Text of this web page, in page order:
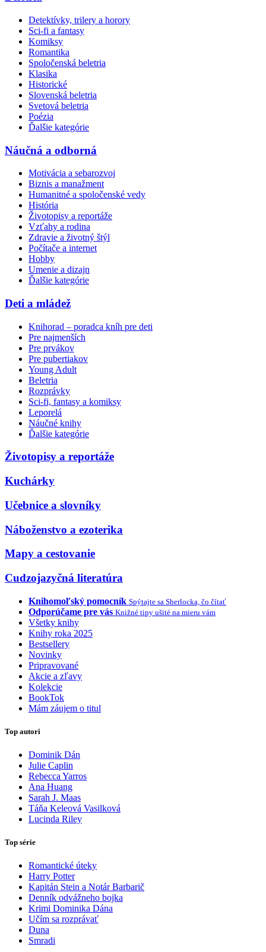
Detektívky, trilery a horory
Sci-fi a fantasy
Komiksy
Romantika
Spoločenská beletria
Klasika
Historické
Slovenská beletria
Svetová beletria
Poézia
Ďalšie kategórie
Náučná a odborná
Motivácia a sebarozvoj
Biznis a manažment
Humanitné a spoločenské vedy
História
Životopisy a reportáže
Vzťahy a rodina
Zdravie a životný štýl
Počítače a internet
Hobby
Umenie a dizajn
Ďalšie kategórie
Deti a mládež
Knihorad – poradca kníh pre deti
Pre najmenších
Pre prvákov
Pre pubertiakov
Young Adult
Beletria
Rozprávky
Sci-fi, fantasy a komiksy
Leporelá
Náučné knihy
Ďalšie kategórie
Životopisy a reportáže
Kuchárky
Učebnice a slovníky
Náboženstvo a ezoterika
Mapy a cestovanie
Cudzojazyčná literatúra
Knihomoľský pomocník Spýtajte sa Sherlocka, čo čítať
Odporúčame pre vás Knižné tipy ušité na mieru vám
Všetky knihy
Knihy roka 2025
Bestsellery
Novinky
Pripravované
Akcie a zľavy
Kolekcie
BookTok
Mám záujem o titul
Top autori
Dominik Dán
Julie Caplin
Rebecca Yarros
Ana Huang
Sarah J. Maas
Táňa Keleová Vasilková
Lucinda Riley
Top série
Romantické úteky
Harry Potter
Kapitán Stein a Notár Barbarič
Denník odvážneho bojka
Krimi Dominika Dána
Učím sa rozprávať
Duna
Smradi